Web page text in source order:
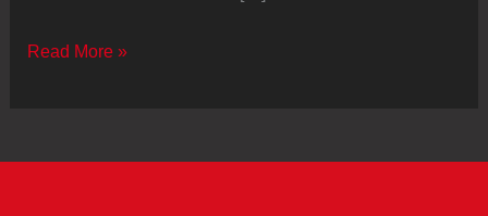
Ministro
Read More »